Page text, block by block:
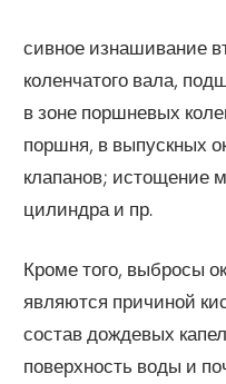
сивное изнашивание
коленчатого вала,
в зоне поршневых
поршня, в выпускных
клапанов; истощение
цилиндра и пр.
Кроме того, выбросы
являются причиной
состав дождевых
поверхность воды и